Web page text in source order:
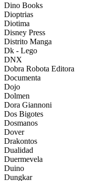
Dino Books
Dioptrias
Diotima
Disney Press
Distrito Manga
Dk - Lego
DNX
Dobra Robota Editora
Documenta
Dojo
Dolmen
Dora Giannoni
Dos Bigotes
Dosmanos
Dover
Drakontos
Dualidad
Duermevela
Duino
Dungkar